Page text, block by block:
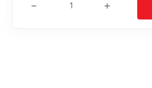
＋
－